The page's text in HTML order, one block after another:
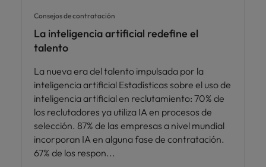
Consejos de contratación
La inteligencia artificial redefine el
talento
La nueva era del talento impulsada por la
inteligencia artificial Estadísticas sobre el uso de
inteligencia artificial en reclutamiento: 70% de
los reclutadores ya utiliza IA en procesos de
selección. 87% de las empresas a nivel mundial
incorporan IA en alguna fase de contratación.
67% de los respon